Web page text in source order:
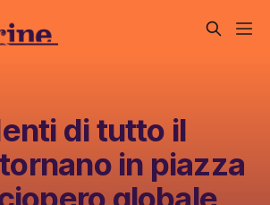
di tutto il
in piazza